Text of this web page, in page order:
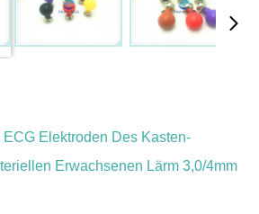
Elektroden Des Kasten-
Erwachsenen Lärm 3,0/4mm